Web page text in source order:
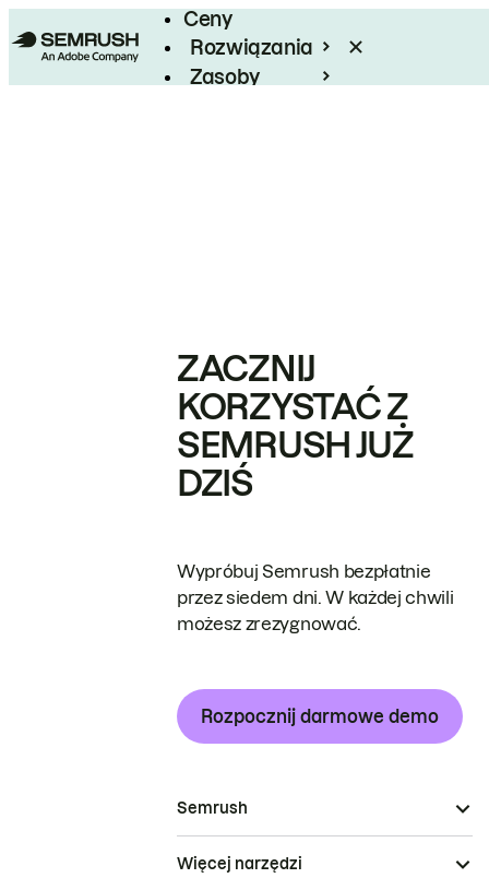
Ceny
Rozwiązania
Zasoby
ZACZNIJ
KORZYSTAĆ Z
SEMRUSH JUŻ
DZIŚ
Wypróbuj Semrush bezpłatnie
przez siedem dni. W każdej chwili
możesz zrezygnować.
Rozpocznij darmowe demo
Semrush
Więcej narzędzi